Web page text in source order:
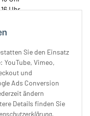
Sie den Einsatz
YouTube, Vimeo,
und
Ads Conversion
ändern
Details finden Sie
.
16 Uhr
Uhr
Uhr